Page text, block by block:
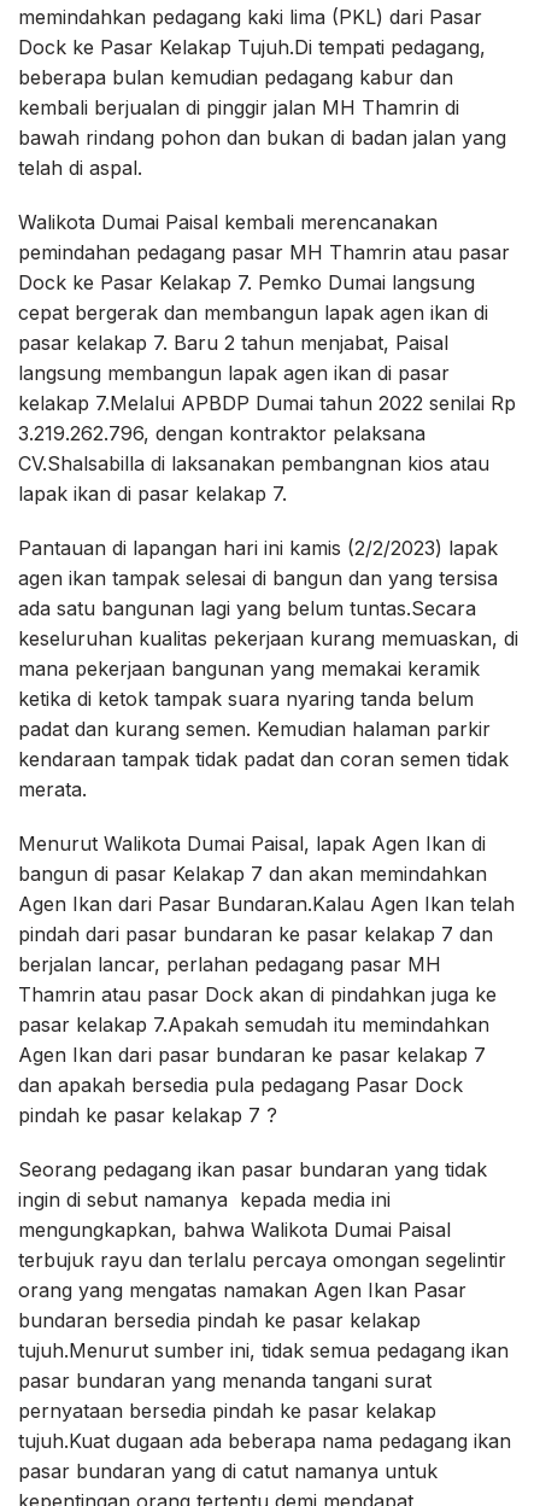
memindahkan pedagang kaki lima (PKL) dari Pasar
Dock ke Pasar Kelakap Tujuh.Di tempati pedagang,
beberapa bulan kemudian pedagang kabur dan
kembali berjualan di pinggir jalan MH Thamrin di
bawah rindang pohon dan bukan di badan jalan yang
telah di aspal.
Walikota Dumai Paisal kembali merencanakan
pemindahan pedagang pasar MH Thamrin atau pasar
Dock ke Pasar Kelakap 7. Pemko Dumai langsung
cepat bergerak dan membangun lapak agen ikan di
pasar kelakap 7. Baru 2 tahun menjabat, Paisal
langsung membangun lapak agen ikan di pasar
kelakap 7.Melalui APBDP Dumai tahun 2022 senilai Rp
3.219.262.796, dengan kontraktor pelaksana
CV.Shalsabilla di laksanakan pembangnan kios atau
lapak ikan di pasar kelakap 7.
Pantauan di lapangan hari ini kamis (2/2/2023) lapak
agen ikan tampak selesai di bangun dan yang tersisa
ada satu bangunan lagi yang belum tuntas.Secara
keseluruhan kualitas pekerjaan kurang memuaskan, di
mana pekerjaan bangunan yang memakai keramik
ketika di ketok tampak suara nyaring tanda belum
padat dan kurang semen. Kemudian halaman parkir
kendaraan tampak tidak padat dan coran semen tidak
merata.
Menurut Walikota Dumai Paisal, lapak Agen Ikan di
bangun di pasar Kelakap 7 dan akan memindahkan
Agen Ikan dari Pasar Bundaran.Kalau Agen Ikan telah
pindah dari pasar bundaran ke pasar kelakap 7 dan
berjalan lancar, perlahan pedagang pasar MH
Thamrin atau pasar Dock akan di pindahkan juga ke
pasar kelakap 7.Apakah semudah itu memindahkan
Agen Ikan dari pasar bundaran ke pasar kelakap 7
dan apakah bersedia pula pedagang Pasar Dock
pindah ke pasar kelakap 7 ?
Seorang pedagang ikan pasar bundaran yang tidak
ingin di sebut namanya kepada media ini
mengungkapkan, bahwa Walikota Dumai Paisal
terbujuk rayu dan terlalu percaya omongan segelintir
orang yang mengatas namakan Agen Ikan Pasar
bundaran bersedia pindah ke pasar kelakap
tujuh.Menurut sumber ini, tidak semua pedagang ikan
pasar bundaran yang menanda tangani surat
pernyataan bersedia pindah ke pasar kelakap
tujuh.Kuat dugaan ada beberapa nama pedagang ikan
pasar bundaran yang di catut namanya untuk
kepentingan orang tertentu demi mendapat